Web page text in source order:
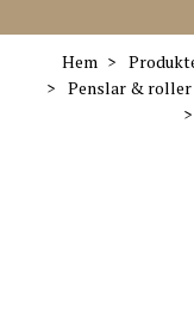
Hem
Penslar & roller